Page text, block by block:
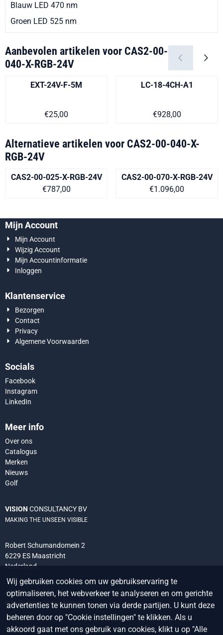
Blauw LED 470 nm
Groen LED 525 nm
Aanbevolen artikelen voor CAS2-00-
040-X-RGB-24V
EXT-24V-F-5M
Prijs op aanvraag
€25,00
LC-18-4CH-A1
Prijs op
€928,00
Alternatieve artikelen voor CAS2-00-040-X-
RGB-24V
CAS2-00-025-X-RGB-24V
Prijs op aanvraag
€787,00
CAS2-00-070-X-RGB-24V
Prijs op
€1.096,00
Mijn Account
Mijn Account
Wijzig Account
Mijn Accountinformatie
Inloggen
Klantenservice
Bezorgen
Contact
Privacy
Algemene Voorwaarden
Socials
Facebook
Instagram
LinkedIn
Meer info
Over ons
Catalogus
Merken
Nieuws
Golf
VISION CONSULTANCY BV
MAKING THE UNSEEN VISIBLE
Robert Schumandomein 2
6229 ES Maastricht
Nederland
+31 (0) 438 522 651
info@vision-consultancy.nl
Kvk 14076927
Wij gebruiken cookies om uw gebruikservaring te
optimaliseren, het webverkeer te analyseren en om gerichte
advertenties te kunnen tonen via derde partijen. U kunt deze
beheren door op "Cookie instellingen" te klikken. Als u
akkoord gaat met ons gebruik van cookies, klikt u op "Alle